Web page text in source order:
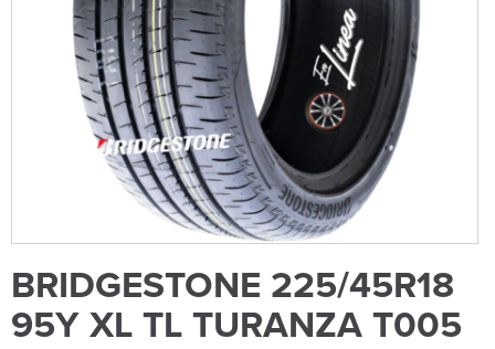
BRIDGESTONE 225/45R18
95Y XL TL TURANZA T005